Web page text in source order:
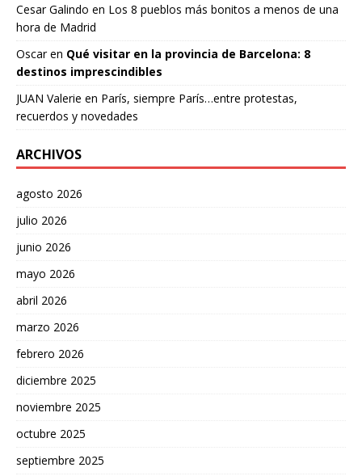
Cesar Galindo en Los 8 pueblos más bonitos a menos de una
hora de Madrid
Oscaren Qué visitar en la provincia de Barcelona: 8
destinos imprescindibles
JUAN Valerie en París, siempre París…entre protestas,
recuerdos y novedades
ARCHIVOS
agosto 2026
julio 2026
junio 2026
mayo 2026
abril 2026
marzo 2026
febrero 2026
diciembre 2025
noviembre 2025
octubre 2025
septiembre 2025